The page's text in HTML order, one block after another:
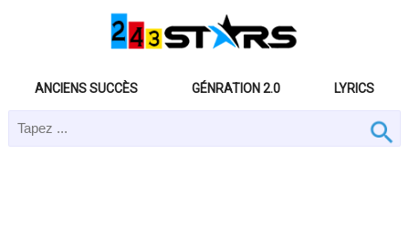
ANCIENS SUCCÈS GÉNRATION 2.0 LYRICS